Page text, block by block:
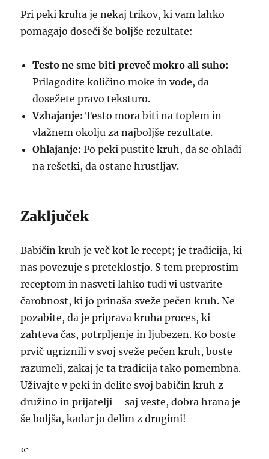
Pri peki kruha je nekaj trikov, ki vam lahko
pomagajo doseči še boljše rezultate:
Testo ne sme biti preveč mokro ali suho:
Prilagodite količino moke in vode, da
dosežete pravo teksturo.
Vzhajanje: Testo mora biti na toplem in
vlažnem okolju za najboljše rezultate.
Ohlajanje: Po peki pustite kruh, da se ohladi
na rešetki, da ostane hrustljav.
Zaključek
Babičin kruh je več kot le recept; je tradicija, ki
nas povezuje s preteklostjo. S tem preprostim
receptom in nasveti lahko tudi vi ustvarite
čarobnost, ki jo prinaša sveže pečen kruh. Ne
pozabite, da je priprava kruha proces, ki
zahteva čas, potrpljenje in ljubezen. Ko boste
prvič ugriznili v svoj sveže pečen kruh, boste
razumeli, zakaj je ta tradicija tako pomembna.
Uživajte v peki in delite svoj babičin kruh z
družino in prijatelji – saj veste, dobra hrana je
še boljša, kadar jo delim z drugimi!
“`